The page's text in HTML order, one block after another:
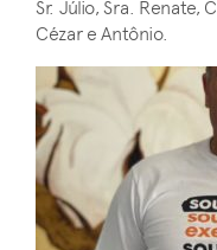
Sr. Júlio, Sra. Renate,
Cézar e Antônio.